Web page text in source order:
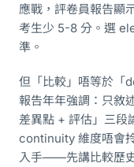
應戰，評卷員報告顯
考生少 5-8 分。選
準。
但「比較」唔等於「
報告年年強調：只敘
差異點 + 評估」三段
continuity 維度唔會
入手——先講比較歷